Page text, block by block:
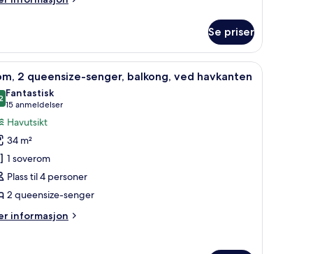
Se priser
senger med overmadrass Sengetøy av topp kvalitet, dundyner og
6 2 queensize-senger, balkong, ved havkanten
av 10
Fantastisk
15 anmeldelser
(15
anmeldelser)
Havutsikt
34 m²
1 soverom
Plass til 4 personer
2 queensize-senger
informasjon